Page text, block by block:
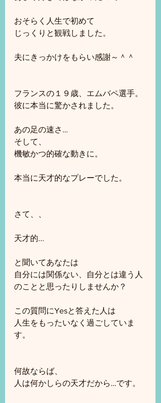
おそらく人生で初めて
じっくりと観戦しました。
夫にきっかけをもらい感謝～＾＾
フランスの１９歳、エムバペ選手。
彼に本当に驚かされました。
あの足の速さ…
そして、
機敏かつ的確な動きに。
本当に天才的なプレーでした。
さて、、
天才的...
と聞いてあなたは
自分には関係ない、自分とは違う人
のことと思ったりしませんか？
この質問にYesと答えた人は
人生をもったいなく過ごしていま
す。
何故ならば、
人は何かしらの天才だから…です。